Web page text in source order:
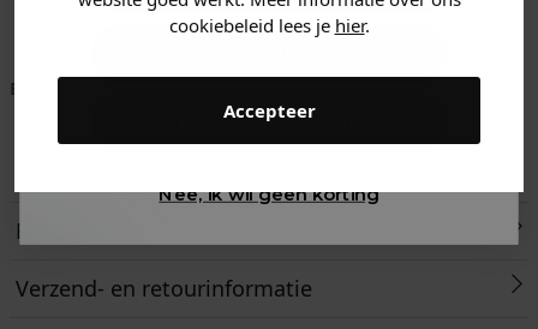
cookiebeleid lees je hier.
Accepteer
Betaal achteraf met
is morgen in huis!*
Retourneren
Verzend- en retourinformatie
Gewoon rondkijken
Nee, ik wil geen korting